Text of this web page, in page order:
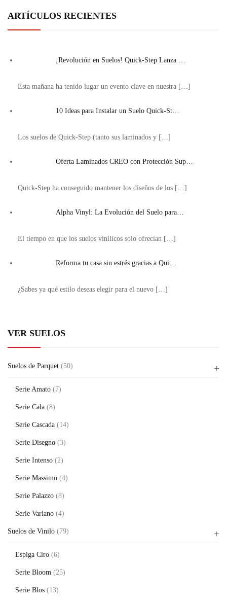
ARTÍCULOS RECIENTES
¡Revolución en Suelos! Quick-Step Lanza …
Esta mañana ha tenido lugar un evento clave en nuestra […]
10 Ideas para Instalar un Suelo Quick-St…
Los suelos de Quick-Step (tanto sus laminados y […]
Oferta Laminados CREO con Protección Sup…
Quick-Step ha conseguido mantener los diseños de los […]
Alpha Vinyl: La Evolución del Suelo para…
El tiempo en que los suelos vinílicos solo ofrecían […]
Reforma tu casa sin estrés gracias a Qui…
¿Sabes ya qué estilo deseas elegir para el nuevo […]
VER SUELOS
Suelos de Parquet (50)
Serie Amato (7)
Serie Cala (8)
Serie Cascada (14)
Serie Disegno (3)
Serie Intenso (2)
Serie Massimo (4)
Serie Palazzo (8)
Serie Variano (4)
Suelos de Vinilo (79)
Espiga Ciro (6)
Serie Bloom (25)
Serie Blos (13)